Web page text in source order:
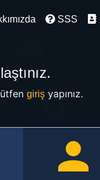
SSS
girişyapınız.